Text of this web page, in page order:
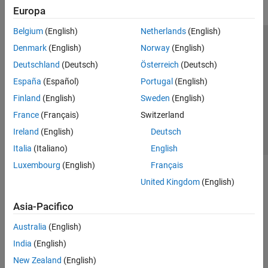
Europa
Belgium (English)
Denmark (English)
Deutschland (Deutsch)
España (Español)
Finland (English)
France (Français)
Ireland (English)
Italia (Italiano)
Luxembourg (English)
Netherlands(English)
Norway(English)
Österreich (Deutsch)
Portugal (English)
Sweden (English)
Switzerland
Deutsch
English
Français
United Kingdom(English)
Asia-Pacifico
Australia (English)
India (English)
New Zealand (English)
Centro di fiducia
Informativa sulla privacy
Antipirateria
Stato dell'applicazione
Contatti
© 1994-2026 The MathWorks, Inc.